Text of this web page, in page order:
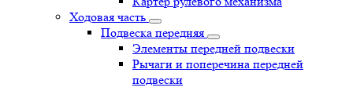
Ходовая часть
Подвеска передняя
Элементы передней подвески
Рычаги и поперечина передней
подвески